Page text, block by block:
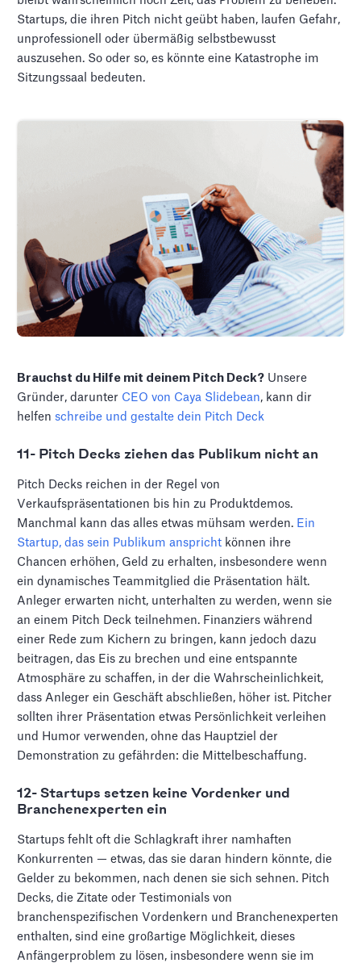
Startups, die ihren Pitch nicht geübt haben, laufen Gefahr,
unprofessionell oder übermäßig selbstbewusst
auszusehen. So oder so, es könnte eine Katastrophe im
Sitzungssaal bedeuten.
Brauchst du Hilfe mit deinem Pitch Deck? Unsere
Gründer, darunter CEO von Caya Slidebean, kann dir
helfenschreibe und gestalte dein Pitch Deck
11- Pitch Decks ziehen das Publikum nicht an
Pitch Decks reichen in der Regel von
Verkaufspräsentationen bis hin zu Produktdemos.
Manchmal kann das alles etwas mühsam werden. Ein
Startup, das sein Publikum anspricht können ihre
Chancen erhöhen, Geld zu erhalten, insbesondere wenn
ein dynamisches Teammitglied die Präsentation hält.
Anleger erwarten nicht, unterhalten zu werden, wenn sie
an einem Pitch Deck teilnehmen. Finanziers während
einer Rede zum Kichern zu bringen, kann jedoch dazu
beitragen, das Eis zu brechen und eine entspannte
Atmosphäre zu schaffen, in der die Wahrscheinlichkeit,
dass Anleger ein Geschäft abschließen, höher ist. Pitcher
sollten ihrer Präsentation etwas Persönlichkeit verleihen
und Humor verwenden, ohne das Hauptziel der
Demonstration zu gefährden: die Mittelbeschaffung.
12- Startups setzen keine Vordenker und
Branchenexperten ein
Startups fehlt oft die Schlagkraft ihrer namhaften
Konkurrenten — etwas, das sie daran hindern könnte, die
Gelder zu bekommen, nach denen sie sich sehnen. Pitch
Decks, die Zitate oder Testimonials von
branchenspezifischen Vordenkern und Branchenexperten
enthalten, sind eine großartige Möglichkeit, dieses
Anfängerproblem zu lösen, insbesondere wenn sie im